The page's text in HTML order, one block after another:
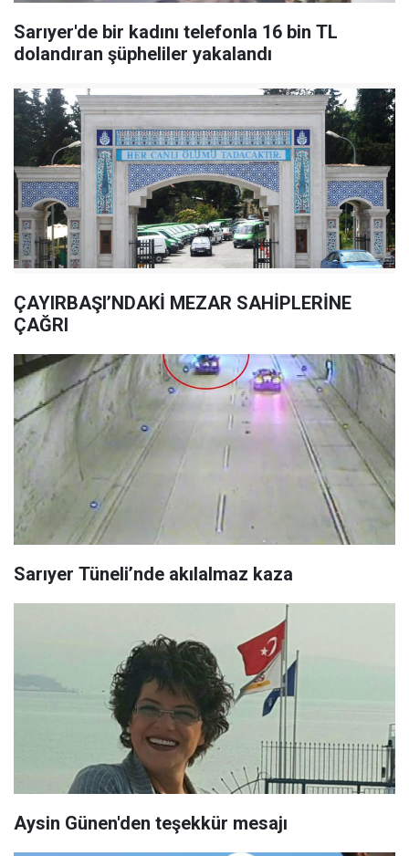
Sarıyer'de bir kadını telefonla 16 bin TL
dolandıran şüpheliler yakalandı
ÇAYIRBAŞI’NDAKİ MEZAR SAHİPLERİNE
ÇAĞRI
Sarıyer Tüneli’nde akılalmaz kaza
Aysin Günen'den teşekkür mesajı